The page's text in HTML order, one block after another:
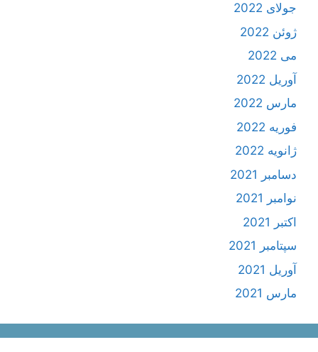
جولای 2022
ژوئن 2022
می 2022
آوریل 2022
مارس 2022
فوریه 2022
ژانویه 2022
دسامبر 2021
نوامبر 2021
اکتبر 2021
سپتامبر 2021
آوریل 2021
مارس 2021